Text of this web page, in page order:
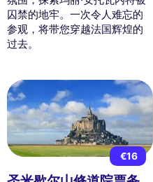
囚禁的地牢。一次令人难忘的
参观，将带您穿越法国辉煌的
过去。
€16